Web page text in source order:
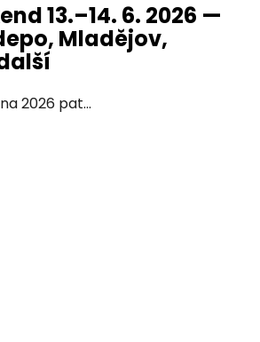
13.–14. 6. 2026 —
Mladějov,
2026 pat...